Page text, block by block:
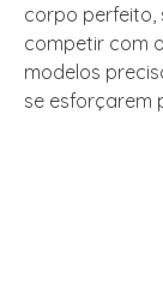
corpo perfeito,
competir com
modelos
se esforçarem